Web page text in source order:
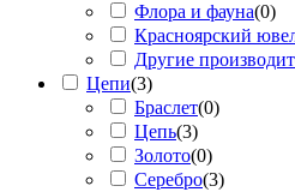
Флора и фауна(0)
Красноярский
Другие
Цепи(3)
Браслет(0)
Цепь(3)
Золото(0)
Серебро(3)